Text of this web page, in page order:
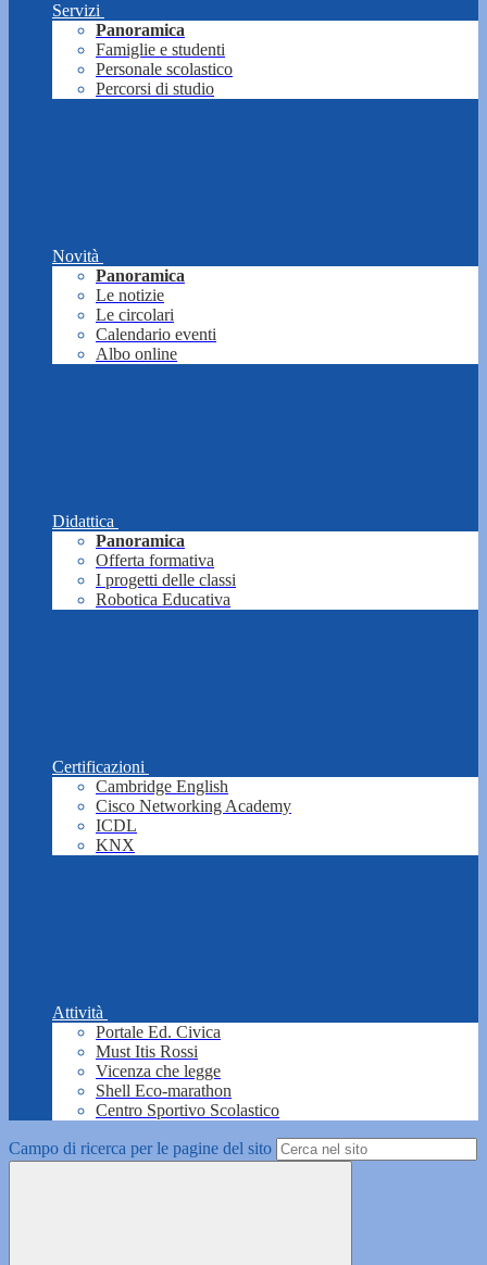
Servizi
Panoramica
Famiglie e studenti
Personale scolastico
Percorsi di studio
Novità
Panoramica
Le notizie
Le circolari
Calendario eventi
Albo online
Didattica
Panoramica
Offerta formativa
I progetti delle classi
Robotica Educativa
Certificazioni
Cambridge English
Cisco Networking Academy
ICDL
KNX
Attività
Portale Ed. Civica
Must Itis Rossi
Vicenza che legge
Shell Eco-marathon
Centro Sportivo Scolastico
Campo di ricerca per le pagine del sito